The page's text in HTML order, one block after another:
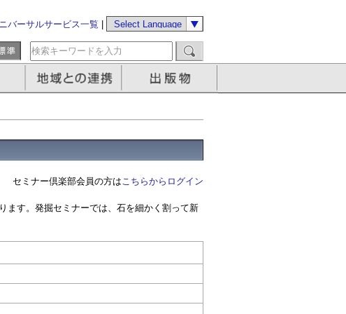
バーサルサービス一覧
セミナー倶楽部会員の方はこちらからログイン
ます。発掘セミナーでは、石を細かく割って新